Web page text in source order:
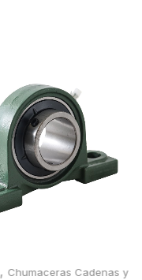
, Chumaceras Cadenas y